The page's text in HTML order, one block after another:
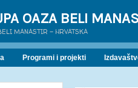
OAZA BELI
MANASTIR - HRVATSKA
Programi i projekti